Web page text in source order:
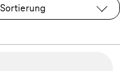
Sortierung